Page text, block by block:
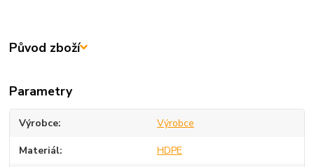
Původ zboží
Parametry
Výrobce Výrobce
Materiál HDPE